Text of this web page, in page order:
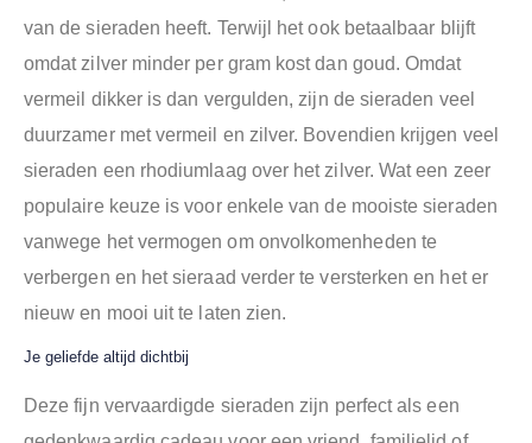
van de sieraden heeft. Terwijl het ook betaalbaar blijft
omdat zilver minder per gram kost dan goud. Omdat
vermeil dikker is dan vergulden, zijn de sieraden veel
duurzamer met vermeil en zilver. Bovendien krijgen veel
sieraden een rhodiumlaag over het zilver. Wat een zeer
populaire keuze is voor enkele van de mooiste sieraden
vanwege het vermogen om onvolkomenheden te
verbergen en het sieraad verder te versterken en het er
nieuw en mooi uit te laten zien.
Je geliefde altijd dichtbij
Deze fijn vervaardigde sieraden zijn perfect als een